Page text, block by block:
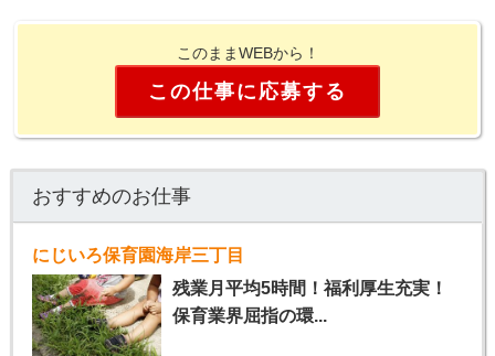
このままWEBから！
この仕事に応募する
おすすめのお仕事
にじいろ保育園海岸三丁目
残業月平均5時間！福利厚生充実！
保育業界屈指の環...